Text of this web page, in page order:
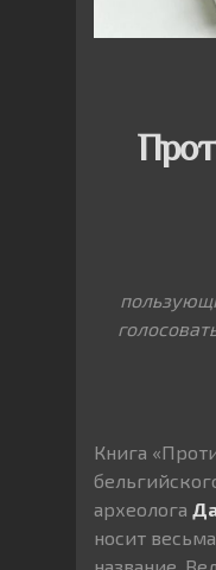
Книга
археолога
носит